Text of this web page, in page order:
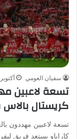
سفيان العومي أكتوبر 29, 2025
تسعة لاعبين
كريستال
تسعة لاعبين مهددون
كاراباو يستعد فريق